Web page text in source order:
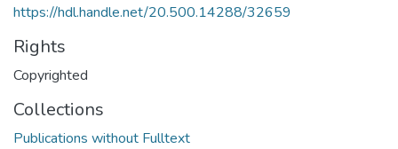
https://hdl.handle.net/20.500.14288/32659
Rights
Copyrighted
Collections
Publications without Fulltext